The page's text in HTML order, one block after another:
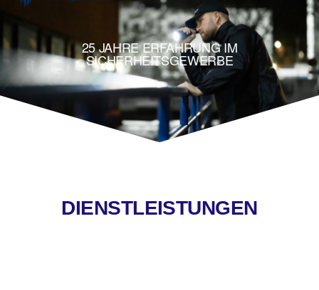
25 JAHRE ERFAHRUNG IM
SICHERHEITSGEWERBE
DIENSTLEISTUNGEN